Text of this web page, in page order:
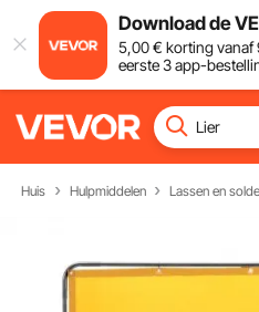
Download de
5,00€ korting vanaf
eerste 3 app-
Huis Hulpmiddelen Lassen en